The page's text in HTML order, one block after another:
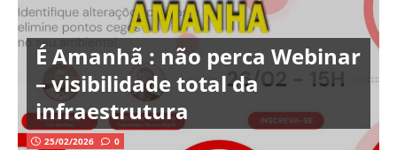
É Amanhã : não perca Webinar
– visibilidade total da
infraestrutura
25/02/2026 0